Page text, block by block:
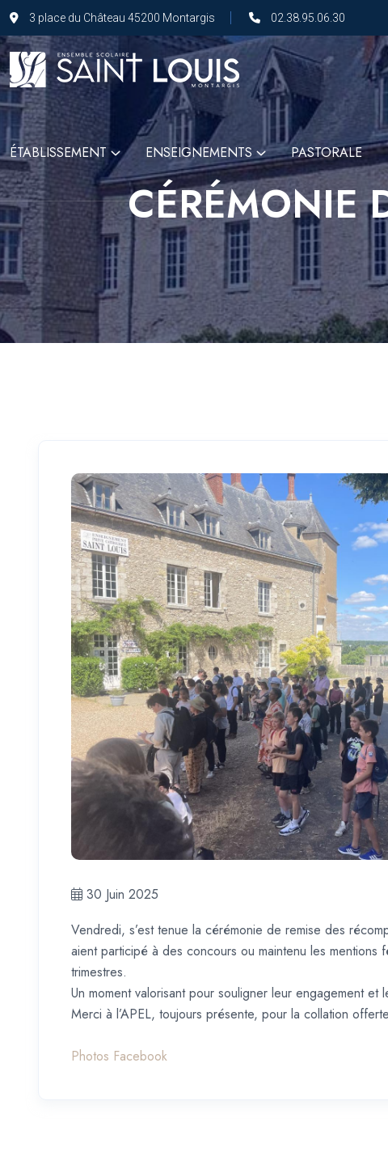
3 place du Château 45200 Montargis 02.38.95.06.30
ÉTABLISSEMENT ENSEIGNEMENTS PASTORALE
CÉRÉMONIE
30 Juin 2025
Vendredi, s’est tenue la cérémonie de remise des
aient participé à des concours ou maintenu les mentions
trimestres.
Un moment valorisant pour souligner leur engagement et
Merci à l’APEL, toujours présente, pour la collation
Photos Facebook